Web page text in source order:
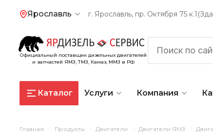
Ярославль г. Ярославль, пр. Октября 75
Официальный поставщик дизельных двигателей
и запчастей ЯМЗ, ТМЗ, Камаз, ММЗ в РФ
Каталог Услуги Компания
Главная Продукты Двигатели Двигатели ЯМЗ